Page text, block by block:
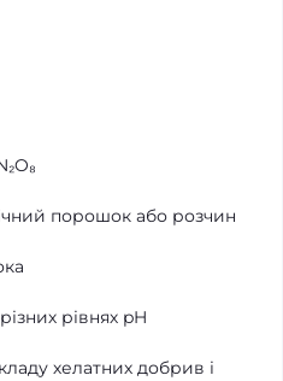
порошок або розчин
рівнях pH
хелатних добрив і